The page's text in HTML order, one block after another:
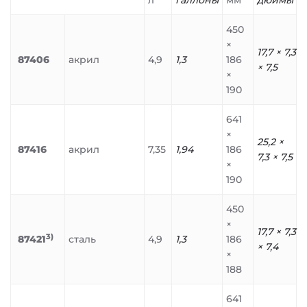
87406 акрил 4,9 1,3
450
×
186
×
190
17,7 × 7,3
× 7,5
87416 акрил 7,35 1,94
641
×
186
×
190
25,2 ×
7,3 × 7,5
874213) сталь 4,9 1,3
450
×
186
×
188
17,7 × 7,3
× 7,4
641